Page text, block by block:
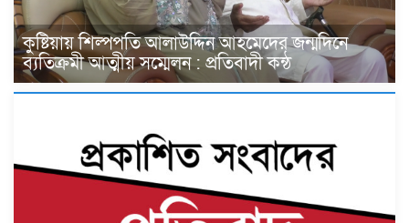
কুষ্টিয়ায় শিল্পপতি আলাউদ্দিন আহমেদের জন্মদিনে
ব্যতিক্রমী আত্মীয় সম্মেলন : প্রতিবাদী কন্ঠ